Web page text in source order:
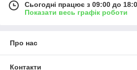
Сьогодні працює з 09:00 до
Показати весь графік роботи
Про нас
Контакти